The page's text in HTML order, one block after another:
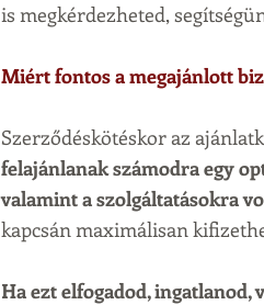
is megkérdezheted,
Miért fontos a megajánlott
Szerződéskötéskor az
felajánlanak számodra egy
valamint a szolgáltatásokra
kapcsán maximálisan
Ha ezt elfogadod,